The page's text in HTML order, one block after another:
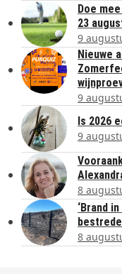
Doe
23
9
Nieuwe
9
Is 2026
9
8
‘Brand
8